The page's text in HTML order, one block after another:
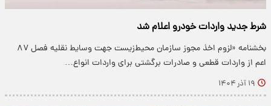
شرط جدید واردات خودرو اعلام شد
بخشنامه «لزوم اخذ مجوز سازمان محیط‌زیست جهت وسایط نقلیه فصل ۸۷
اعم از واردات قطعی و صادرات برگشتی برای واردات انواع…
۱۹ آذر ۱۴۰۴